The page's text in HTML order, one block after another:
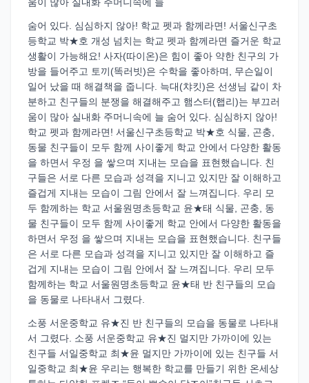
숨어 있다. 심심하지 않아! 학교 펫과 함께라면! 서울신구초
등학교 박★호 개성 넘치는 학교 펫과 함께라면 즐거운 학교
생활이 가능해요! 사자(따이온)은 힘이 좋아 약한 친구의 가
방을 들어주고 토끼(똑러빗)은 수학을 좋아하며, 무슨일이
일어 났을 때 해결책을 줍니다. 늑대(챠킷)은 선생님 같이 차
분하고 친구들의 분쟁을 해결해주고 햄스터(햅리)는 부끄러
움이 많아 실내화 주머니속에 늘 숨어 있다. 심심하지 않아!
학교 펫과 함께라면! 서울신구초등학교 박★호 식물, 곤충,
동물 친구들이 모두 함께 사이좋게 학교 안에서 다양한 활동
을 하면서 우정 을 쌓으며 지내는 모습을 표현했습니다. 친
구들은 서로 다른 모습과 성격을 지니고 있지만 잘 이해하고
즐겁게 지내는 모습이 그림 안에서 잘 느껴집니다. 우리 모
두 함께하는 학교 서울원명초등학교 윤★태 식물, 곤충, 동
물 친구들이 모두 함께 사이좋게 학교 안에서 다양한 활동을
하면서 우정 을 쌓으며 지내는 모습을 표현했습니다. 친구들
은 서로 다른 모습과 성격을 지니고 있지만 잘 이해하고 즐
겁게 지내는 모습이 그림 안에서 잘 느껴집니다. 우리 모두
함께하는 학교 서울원명초등학교 윤★태 반 친구들의 모습
을 동물로 나타내서 그렸다.
소풍 서운중학교 유★진 반 친구들의 모습을 동물로 나타내
서 그렸다. 소풍 서운중학교 유★진 멀지만 가까이에 있는
친구들 서일중학교 최★윤 멀지만 가까이에 있는 친구들 서
일중학교 최★윤 우리는 행복한 학교를 만들기 위한 온세상